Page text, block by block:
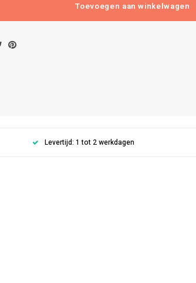
Toevoegen aan winkelwagen
Levertijd: 1 tot 2 werkdagen